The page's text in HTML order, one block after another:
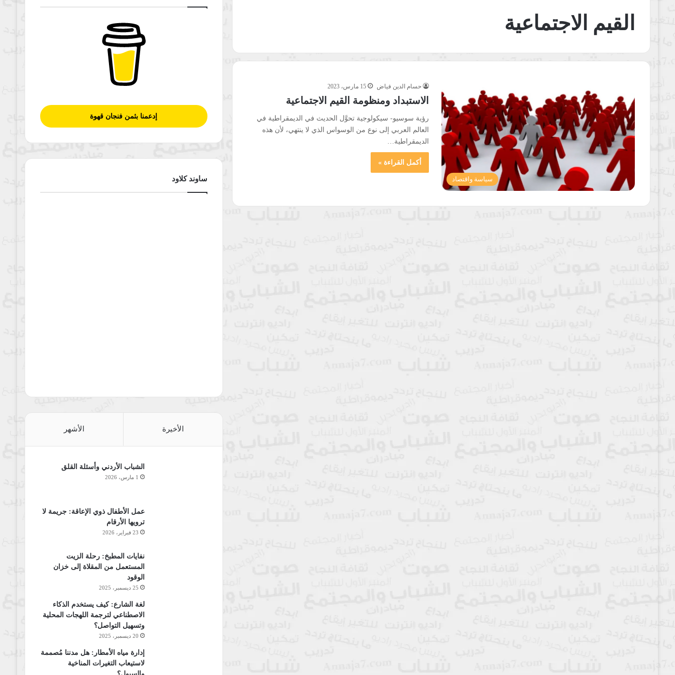
القيم الاجتماعية
سياسة واقتصاد
حسام الدين فياض 15 مارس، 2023
الاستبداد ومنظومة القيم الاجتماعية
رؤية سوسيو- سيكولوجية تحوَّل الحديث في الديمقراطية في
العالم العربي إلى نوع من الوسواس الذي لا ينتهي، لأن هذه
الديمقراطية…
أكمل القراءة »
إدعمنا بثمن فنجان قهوة
ساوند كلاود
الأخيرة الأشهر
الشباب الأردني وأسئلة القلق
1 مارس، 2026
عمل الأطفال ذوي الإعاقة: جريمة لا
ترويها الأرقام
23 فبراير، 2026
نفايات المطبخ: رحلة الزيت
المستعمل من المقلاة إلى خزان
الوقود
25 ديسمبر، 2025
لغة الشارع: كيف يستخدم الذكاء
الاصطناعي لترجمة اللهجات المحلية
وتسهيل التواصل؟
20 ديسمبر، 2025
إدارة مياه الأمطار: هل مدننا مُصممة
لاستيعاب التغيرات المناخية